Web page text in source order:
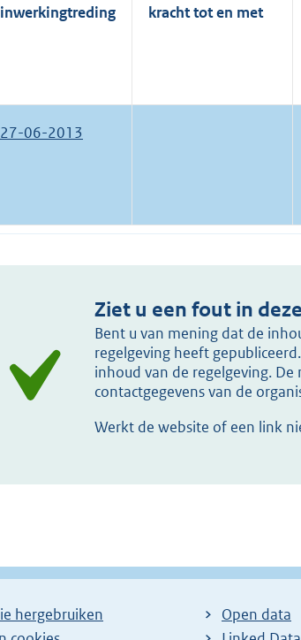
inwerkingtreding
kracht tot en met
27-06-2013
Ziet u een fout in
Bent u van mening dat de
regelgeving heeft
inhoud van de regelgeving.
contactgegevens van de
Werkt de website of een link
hergebruiken
Open data